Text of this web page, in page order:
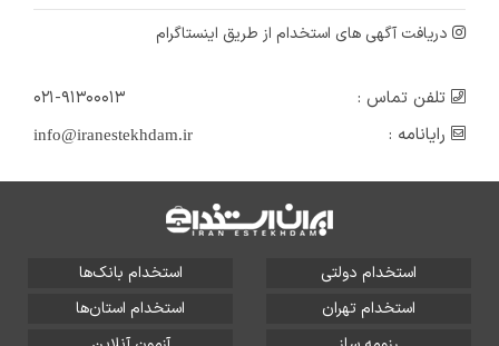
دریافت آگهی های استخدام از طریق اینستاگرام
تلفن تماس :
۰۲۱-۹۱۳۰۰۰۱۳
رایانامه :
info@iranestekhdam.ir
استخدام دولتی
استخدام بانک‌ها
استخدام تهران
استخدام استان‌ها